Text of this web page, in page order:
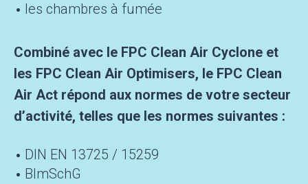
les chambres à fumée
Combiné avec le FPC Clean Air Cyclone et
les FPC Clean Air Optimisers, le FPC Clean
Air Act répond aux normes de votre secteur
d’activité, telles que les normes suivantes :
DIN EN 13725 / 15259
BImSchG